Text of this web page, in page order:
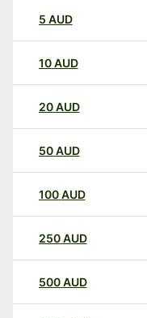
5 AUD
10AUD
20AUD
50AUD
100AUD
250AUD
500AUD